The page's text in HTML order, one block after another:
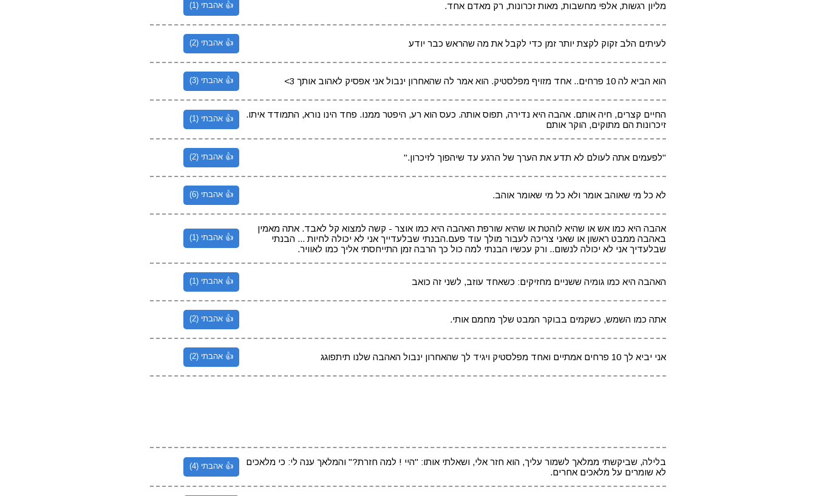
מליון רגשות, אלפי מחשבות, מאות זכרונות, רק מאדם אחד. 👍 אהבתי (1)
לעיתים הלב זקוק לקצת יותר זמן כדי לקבל את מה שהראש כבר יודע 👍 אהבתי (2)
הוא הביא לה 10 פרחים.. אחד מזויף מפלסטיק. הוא אמר לה שהאחרון ינבול אני אפסיק לאהוב אותך 3> 👍 אהבתי (3)
החיים קצרים, חיה אותם. אהבה היא נדירה, תפוס אותה. כעס הוא רע, היפטר ממנו. פחד הינו נורא, התמודד איתו.
זיכרונות הם מתוקים, הוקר אותם
👍 אהבתי (1)
"לפעמים אתה לעולם לא תדע את הערך של הרגע עד שיהפוך לזיכרון." 👍 אהבתי (2)
לא כל מי שאוהב אומר ולא כל מי שאומר אוהב. 👍 אהבתי (6)
אהבה היא כמו אש או שהיא לוהטת או שהיא שורפת האהבה היא כמו אוצר - קשה למצוא קל לאבד. אתה מאמין
באהבה ממבט ראשון או שאני צריכה לעבור מולך עוד פעם.הבנתי שבלעדייך אני לא יכולה לחיות ... הבנתי
שבלעדיך אני לא יכולה לנשום.. ורק עכשיו הבנתי למה כול כך הרבה זמן התייחסתי אליך כמו לאוויר.
👍 אהבתי (1)
האהבה היא כמו גומיה ששניים מחזיקים: כשאחד עוזב, לשני זה כואב 👍 אהבתי (1)
אתה כמו השמש, כשקמים בבוקר המבט שלך מחמם אותי. 👍 אהבתי (2)
אני יביא לך 10 פרחים אמתיים ואחד מפלסטיק ויגיד לך שהאחרון ינבול האהבה שלנו תיתפוגג 👍 אהבתי (2)
בלילה, שביקשתי ממלאך לשמור עליך, הוא חזר אלי, ושאלתי אותו: "היי ! למה חזרת?" והמלאך ענה לי: כי מלאכים
לא שומרים על מלאכים אחרים.
👍 אהבתי (4)